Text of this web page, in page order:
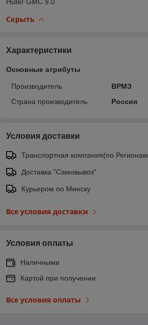
Скрыть
Характеристики
Основные атрибуты
Производитель
ВРМЗ
Страна производитель
Россия
Условия доставки
Транспортная компания(по
Доставка "Самовывоз"
Курьером по Минску
Все условия доставки
Условия оплаты
Наличными
Картой при получении
Все условия оплаты